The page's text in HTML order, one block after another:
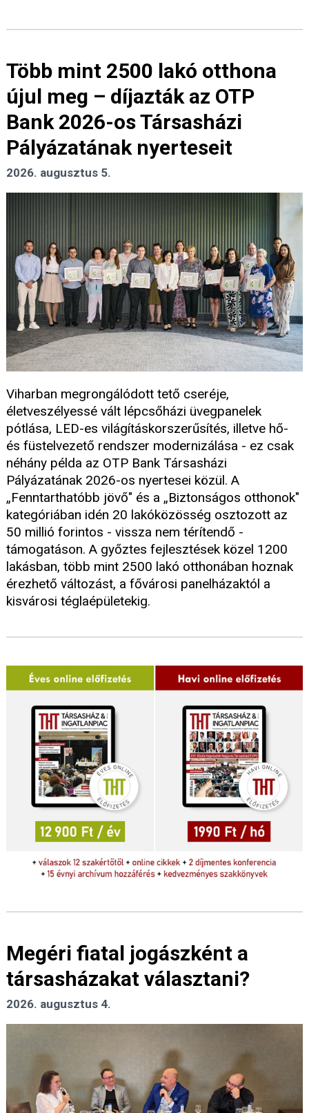
Több mint 2500 lakó otthona
újul meg – díjazták az OTP
Bank 2026-os Társasházi
Pályázatának nyerteseit
2026. augusztus 5.
Viharban megrongálódott tető cseréje,
életveszélyessé vált lépcsőházi üvegpanelek
pótlása, LED-es világításkorszerűsítés, illetve hő-
és füstelvezető rendszer modernizálása - ez csak
néhány példa az OTP Bank Társasházi
Pályázatának 2026-os nyertesei közül. A
„Fenntarthatóbb jövő" és a „Biztonságos otthonok"
kategóriában idén 20 lakóközösség osztozott az
50 millió forintos - vissza nem térítendő -
támogatáson. A győztes fejlesztések közel 1200
lakásban, több mint 2500 lakó otthonában hoznak
érezhető változást, a fővárosi panelházaktól a
kisvárosi téglaépületekig.
Megéri fiatal jogászként a
társasházakat választani?
2026. augusztus 4.